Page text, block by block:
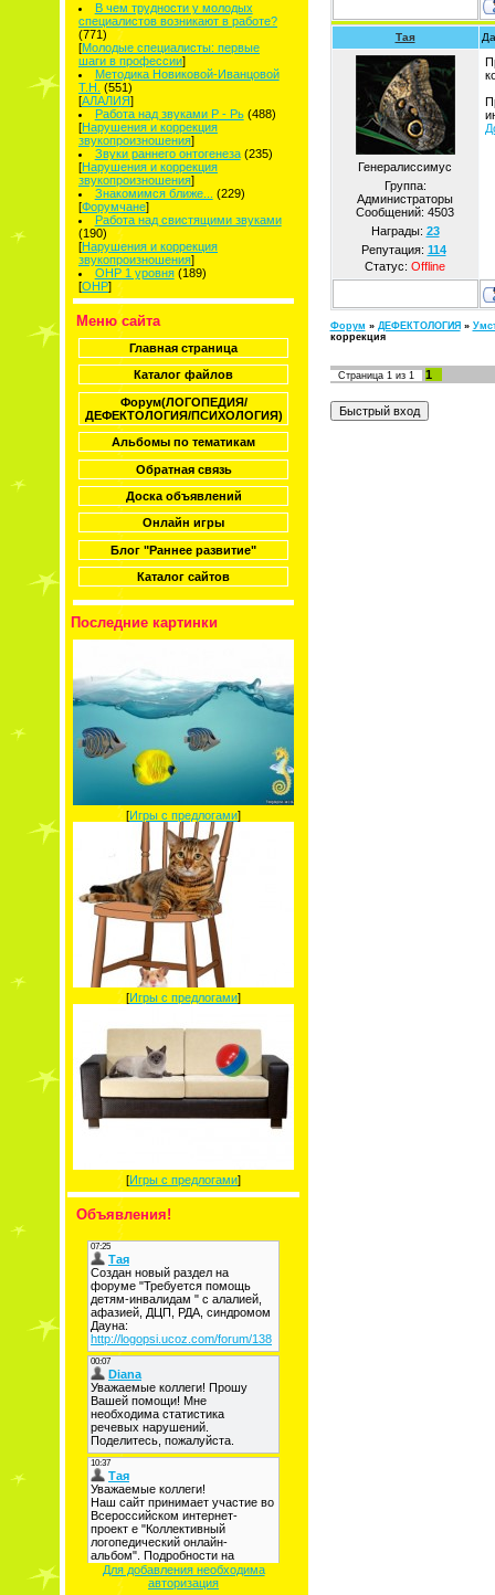
В чем трудности у молодых
специалистов возникают в работе?
(771)
[Молодые специалисты: первые
шаги в профессии]
Методика Новиковой-Иванцовой
Т.Н. (551)
[АЛАЛИЯ]
Работа над звуками Р - Рь (488)
[Нарушения и коррекция
звукопроизношения]
Звуки раннего онтогенеза (235)
[Нарушения и коррекция
звукопроизношения]
Знакомимся ближе...
(229)
[Форумчане]
Работа над свистящими звуками
(190)
[Нарушения и коррекция
звукопроизношения]
ОНР 1 уровня (189)
[ОНР]
Меню сайта
Главная страница
Каталог файлов
Форум(ЛОГОПЕДИЯ/
ДЕФЕКТОЛОГИЯ/ПСИХОЛОГИЯ)
Альбомы по тематикам
Обратная связь
Доска объявлений
Онлайн игры
Блог "Раннее развитие"
Каталог сайтов
Последние картинки
[Игры с предлогами]
[Игры с предлогами]
[Игры с предлогами]
Объявления!
Для добавления необходима
авторизация
Тая
Генералиссимус
Группа:
Администраторы
Сообщений: 4503
Награды: 23
Репутация: 114
Статус: Offline
Форум » ДЕФЕКТОЛОГИЯ »
коррекция
Страница 1из 1 1